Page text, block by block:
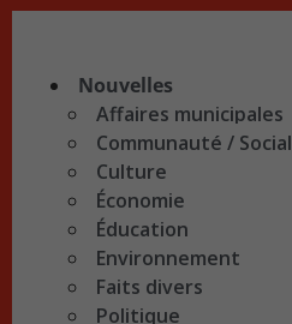
Nouvelles
Affaires municipales
Communauté / Social
Culture
Économie
Éducation
Environnement
Faits divers
Politique